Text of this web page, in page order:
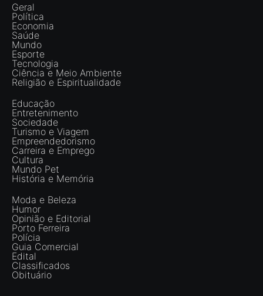
Geral
Política
Economia
Saúde
Mundo
Esporte
Tecnologia
Ciência e Meio Ambiente
Religião e Espiritualidade
Educação
Entretenimento
Sociedade
Turismo e Viagem
Empreendedorismo
Carreira e Emprego
Cultura
Mundo Pet
História e Memória
Moda e Beleza
Humor
Opinião e Editorial
Porto Ferreira
Polícia
Guia Comercial
Edital
Classificados
Obituário